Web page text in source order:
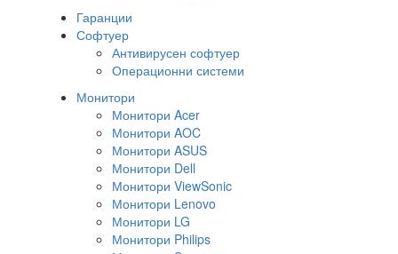
Гаранции
Софтуер
Антивирусен софтуер
Операционни системи
Монитори
Монитори Acer
Монитори AOC
Монитори ASUS
Монитори Dell
Монитори ViewSonic
Монитори Lenovo
Монитори LG
Монитори Philips